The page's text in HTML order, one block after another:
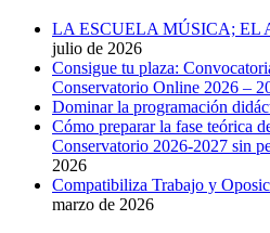
LA ESCUELA MÚSICA; EL
julio de 2026
Consigue tu plaza:
Conservatorio Online 2026 –
Dominar la programación
Cómo preparar la fase teórica
Conservatorio 2026-2027 sin
2026
Compatibiliza Trabajo y
marzo de 2026